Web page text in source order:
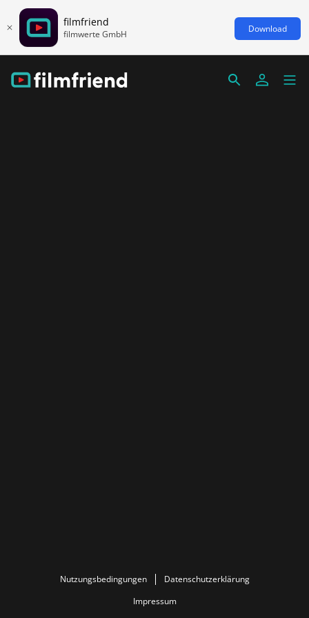
filmfriend
filmwerte GmbH Download
Nutzungsbedingungen
Datenschutzerklärung
Impressum